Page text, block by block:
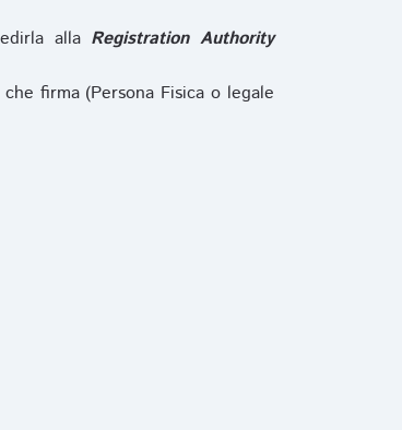
alla Registration Authority
firma (Persona Fisica o legale